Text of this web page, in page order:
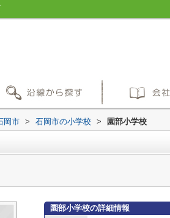
岡市 > 石岡市の小学校 > 園部小学校
園部小学校の詳細情報